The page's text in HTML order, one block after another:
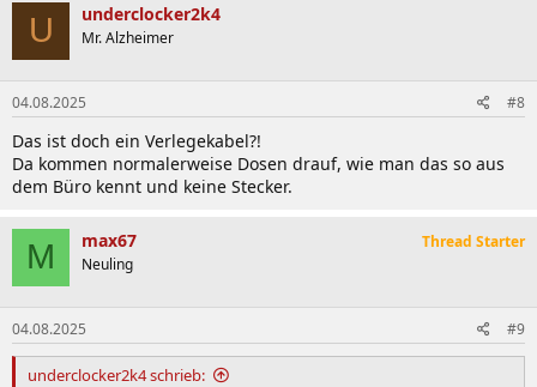
U underclocker2k4
Mr. Alzheimer
04.08.2025 #8
Das ist doch ein Verlegekabel?!
Da kommen normalerweise Dosen drauf, wie man das so aus
dem Büro kennt und keine Stecker.
M max67
Neuling
Thread Starter
04.08.2025 #9
underclocker2k4 schrieb: